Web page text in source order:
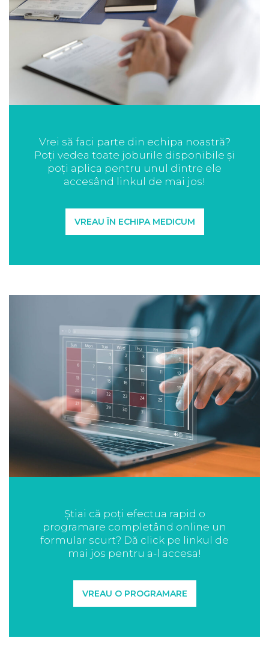
Vrei să faci parte din echipa noastră?
Poți vedea toate joburile disponibile și
poți aplica pentru unul dintre ele
accesând linkul de mai jos!
VREAU ÎN ECHIPA MEDICUM
Știai că poți efectua rapid o
programare completând online un
formular scurt? Dă click pe linkul de
mai jos pentru a-l accesa!
VREAU O PROGRAMARE